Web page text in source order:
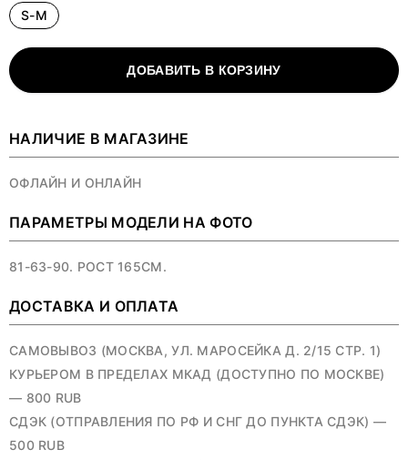
S-M
ДОБАВИТЬ В КОРЗИНУ
НАЛИЧИЕ В МАГАЗИНЕ
ОФЛАЙН И ОНЛАЙН
ПАРАМЕТРЫ МОДЕЛИ НА ФОТО
81-63-90. РОСТ 165СМ.
ДОСТАВКА И ОПЛАТА
САМОВЫВОЗ (МОСКВА, УЛ. МАРОСЕЙКА Д. 2/15 СТР. 1)
КУРЬЕРОМ В ПРЕДЕЛАХ МКАД (ДОСТУПНО ПО МОСКВЕ)
— 800 RUB
СДЭК (ОТПРАВЛЕНИЯ ПО РФ И СНГ ДО ПУНКТА СДЭК) —
500 RUB